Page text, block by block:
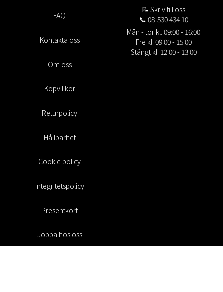
FAQ
Kontakta oss
Om oss
Köpvillkor
Returpolicy
Hållbarhet
Cookie policy
Integritetspolicy
Presentkort
Jobba hos oss
📝 Skriv till oss
📞 08-530 434 10
Mån - tor kl. 09:00 - 16:00
Fre kl. 09:00 - 15:00
Stängt kl. 12:00 - 13:00